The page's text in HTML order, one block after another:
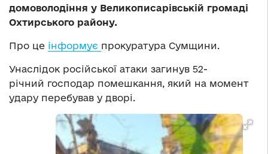
домоволодіння у Великописарівській громаді
Охтирського району.
Про це інформує прокуратура Сумщини.
Унаслідок російської атаки загинув 52-
річний господар помешкання, який на момент
удару перебував у дворі.